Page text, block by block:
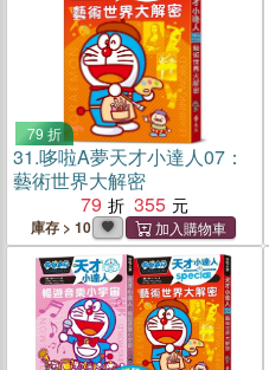
79 折
31.哆啦A夢天才小達人07：
藝術世界大解密
79
355
庫存 > 10